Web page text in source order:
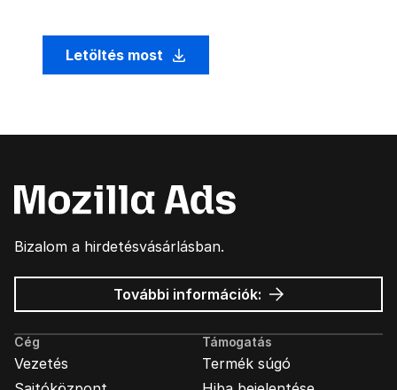
Letöltés most
Bizalom a hirdetésvásárlásban.
További információk: Mozilla
hirdetések
Cég
Vezetés
Támogatás
Termék súgó